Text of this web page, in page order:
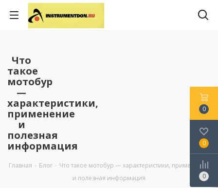
Что
такое
мотобур
—
характеристики,
применение
и
полезная
информация
Главная - Блог - Что такое мотобур — характеристики, применение
и полезная информация
0
0
0